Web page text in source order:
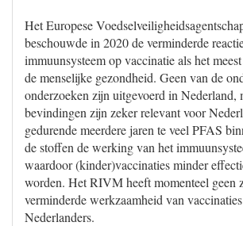
Het Europese
beschouwde in 2020 de verminderde
immuunsysteem op vaccinatie als het
de menselijke gezondheid. Geen van de
onderzoeken zijn uitgevoerd in Nederland,
bevindingen zijn zeker relevant voor
gedurende meerdere jaren te veel PFAS
de stoffen de werking van het
waardoor (kinder)vaccinaties minder
worden. Het RIVM heeft momenteel geen
verminderde werkzaamheid van
Nederlanders.